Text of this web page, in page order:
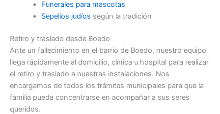
Funerales para mascotas
Sepelios judíos según la tradición
Retiro y traslado desde Boedo
Ante un fallecimiento en el barrio de Boedo, nuestro equipo
llega rápidamente al domicilio, clínica u hospital para realizar
el retiro y traslado a nuestras instalaciones. Nos
encargamos de todos los trámites municipales para que la
familia pueda concentrarse en acompañar a sus seres
queridos.